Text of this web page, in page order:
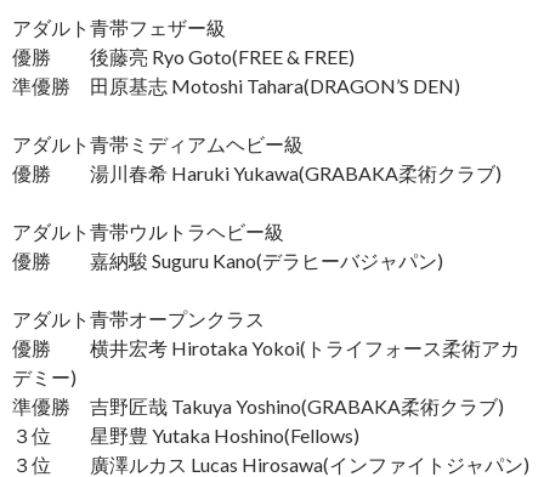
アダルト青帯フェザー級
優勝 後藤亮 Ryo Goto(FREE & FREE)
準優勝 田原基志 Motoshi Tahara(DRAGON’S DEN)
アダルト青帯ミディアムヘビー級
優勝 湯川春希 Haruki Yukawa(GRABAKA柔術クラブ)
アダルト青帯ウルトラヘビー級
優勝 嘉納駿 Suguru Kano(デラヒーバジャパン)
アダルト青帯オープンクラス
優勝 横井宏考 Hirotaka Yokoi(トライフォース柔術アカ
デミー)
準優勝 吉野匠哉 Takuya Yoshino(GRABAKA柔術クラブ)
３位 星野豊 Yutaka Hoshino(Fellows)
３位 廣澤ルカス Lucas Hirosawa(インファイトジャパン)